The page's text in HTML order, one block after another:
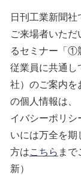
日刊工業新聞
ご来場者いた
るセミナー「①
従業員に共通し
社）のご案内を
の個人情報は、
イバシーポリシ
いには万全を期
方はこちら まで
新）